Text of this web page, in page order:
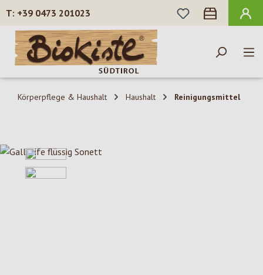
Zum Hauptinhalt springen
+39 0473 201023
DU HAST 0
Körperpflege & Haushalt Haushalt Reinigungsmittel
Bildergalerie überspringen